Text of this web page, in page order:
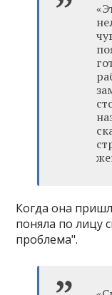
Когда она
поняла по лицу
проблема".